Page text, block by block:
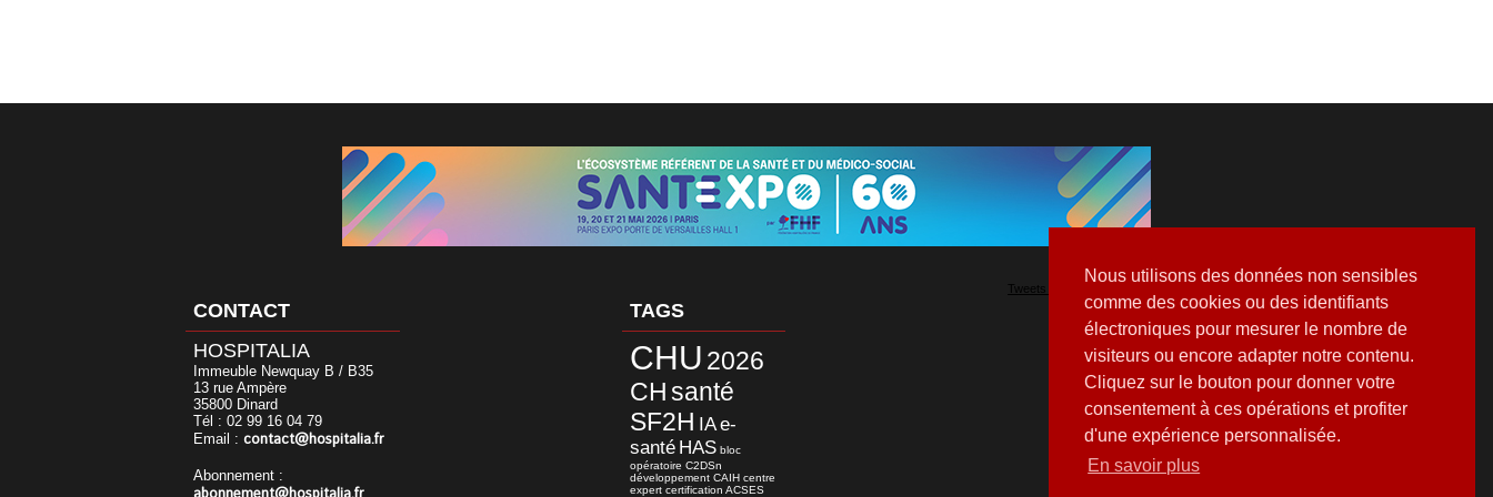
Nous utilisons des données non sensibles
comme des cookies ou des identifiants
électroniques pour mesurer le nombre de
visiteurs ou encore adapter notre contenu.
Cliquez sur le bouton pour donner votre
consentement à ces opérations et profiter
d'une expérience personnalisée.
En savoir plus
CONTACT
HOSPITALIA
Immeuble Newquay B / B35
13 rue Ampère
35800 Dinard
Tél : 02 99 16 04 79
Email : contact@hospitalia.fr
Abonnement :
TAGS
CHU 2026
CHsanté
SF2H IAe-
santé HAS bloc
opératoire C2DSn
développement CAIH centre
expert certification ACSES
Tweets by Hospitalia_Mag